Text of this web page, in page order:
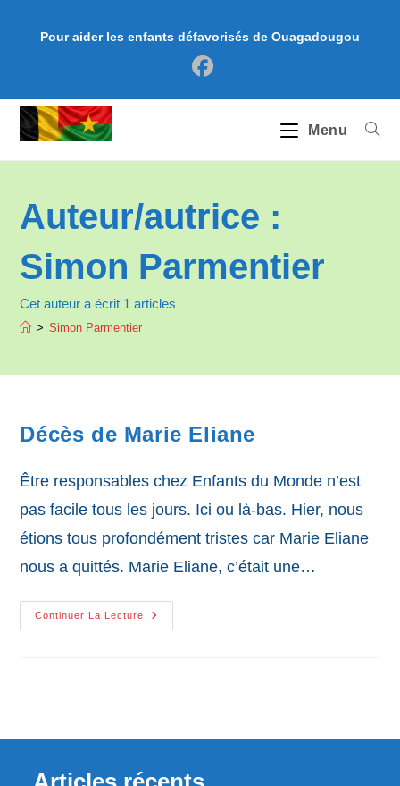
Pour aider les enfants défavorisés de Ouagadougou
Menu
Auteur/autrice :
Simon Parmentier
Cet auteur a écrit 1 articles
> Simon Parmentier
Décès de Marie Eliane
Être responsables chez Enfants du Monde n’est
pas facile tous les jours. Ici ou là-bas. Hier, nous
étions tous profondément tristes car Marie Eliane
nous a quittés. Marie Eliane, c’était une…
Continuer La Lecture
Décès
De